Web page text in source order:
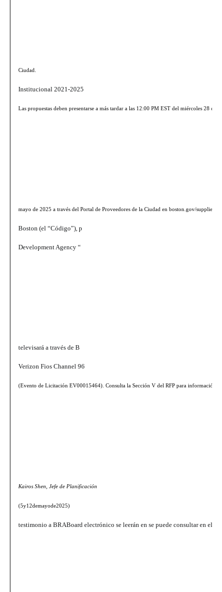
Ciudad.
Institucional 2021-2025
Las propuestas deben presentarse a más tardar a las 12:00 PM EST del miércoles 28 de
mayo de 2025 a través del Portal de Proveedores de la Ciudad en boston.gov/
Boston (el “Código”), p
Development Agency “
televisará a través de B
Verizon Fios Channel 96
(Evento de Licitación EV00015464). Consulta la Sección V del RFP para información
Kairos Shen, Jefe de Planificación
(5y12demayode2025)
testimonio a BRABoard electrónico se leerán en se puede consultar en el